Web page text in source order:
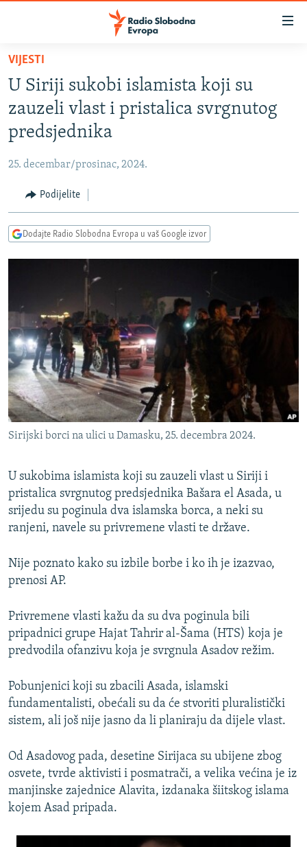
Pređite
glavni
sadržaj
na
glavnu
Pređite
na
pretragu
BOSNA I HERCEGOVINA
SRBIJA
KOSOVO
CRNA GORA
VIZUELNO
RAT U UKRAJINI
KINA NA BALKANU
RSE PRIČE IZ SVIJETA
ISPRIČAJ MI
DNEVNO@RSE
SPECIJALI RSE
VIŠE OD NASLOVA
GENOCID U SREBRENICI
POPLAVE I KLIZIŠTA U BIH 2024.
TV LIBERTY
POST SCRIPTUM
MOJA EVROPA
SVE KARTE DEJTONA
PRATITE NAS
Sve RFE/RL stranice
VIJESTI
U Siriji sukobi islamista koji su
zauzeli vlast i pristalica svrgnutog
predsjednika
25. decembar/prosinac, 2024.
Podijelite
Dodajte Radio Slobodna Evropa u vaš Google izvor
Sirijski borci na ulici u Damasku, 25. decembra 2024.
U sukobima islamista koji su zauzeli vlast u Siriji i
pristalica svrgnutog predsjednika Bašara el Asada, u
srijedu su poginula dva islamska borca, a neki su
ranjeni, navele su privremene vlasti te države.
Nije poznato kako su izbile borbe i ko ih je izazvao,
prenosi AP.
Privremene vlasti kažu da su dva poginula bili
pripadnici grupe Hajat Tahrir al-Šama (HTS) koja je
predvodila ofanzivu koja je svrgnula Asadov režim.
Pobunjenici koji su zbacili Asada, islamski
fundamentalisti, obećali su da će stvoriti pluralistički
sistem, ali još nije jasno da li planiraju da dijele vlast.
Od Asadovog pada, desetine Sirijaca su ubijene zbog
osvete, tvrde aktivisti i posmatrači, a velika većina je iz
manjinske zajednice Alavita, izdanaka šiitskog islama
kojem Asad pripada.